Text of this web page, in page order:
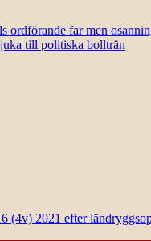
ordförande far men
till politiska bollträn
(4v) 2021 efter